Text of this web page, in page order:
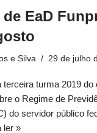
EaD
e Silva 29 de julho
turma 2019 do
o Regime de
do servidor público
ler »